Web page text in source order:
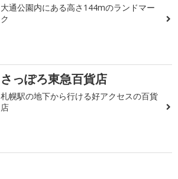
大通公園内にある高さ144mのランドマー
ク
さっぽろ東急百貨店
札幌駅の地下から行ける好アクセスの百貨
店